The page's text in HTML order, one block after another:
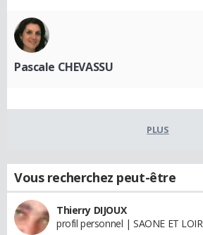
Pascale CHEVASSU
PLUS
Vous recherchez peut-être
Thierry DIJOUX
profil personnel | SAONE ET LOIR